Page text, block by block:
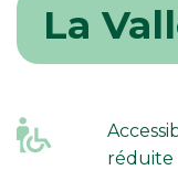
La
réduite